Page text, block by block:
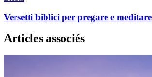
Versetti biblici per pregare e meditare
Articles associés